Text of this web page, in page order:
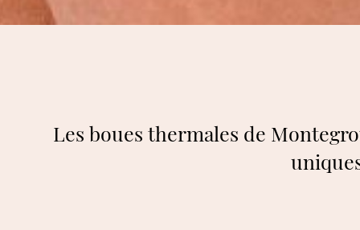
Les boues thermales de